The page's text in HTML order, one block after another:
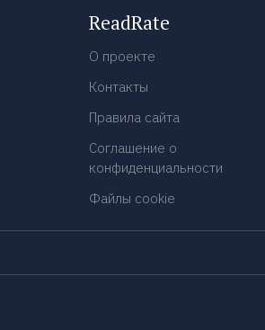
ReadRate
О проекте
Контакты
Правила сайта
Соглашение о
конфиденциальности
Файлы cookie